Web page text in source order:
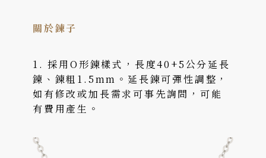
關於鍊子
1. 採用O形鍊樣式，長度40+5公分延長
鍊、鍊粗1.5mm。延長鍊可彈性調整，
如有修改或加長需求可事先詢問，可能
有費用產生。